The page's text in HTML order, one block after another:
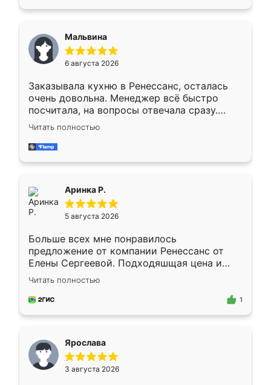
меньше, здесь же он более разнообразный.
Мне нравится ,если что-то потребуется из
мебели буду заказывать только здесь.
Мальвина
6 августа 2026
Заказывала кухню в Ренессанс, осталась
очень довольна. Менеджер всё быстро
посчитала, на вопросы отвечала сразу.
Замерщик приехал в субботу, подошёл к
делу со всей ответственностью. Собрали
за день, ребята работали аккуратно, даже
Читать полностью
Аринка Р.
5 августа 2026
Больше всех мне понравилось
предложение от компании Ренессанс от
Елены Сергеевой. Подходяшщая цена и
короткие сроки изготовления. Приехавший
для замера сотрудник Владислав
предложил по моему эскизу самый
Читать полностью
1
Ярослава
3 августа 2026